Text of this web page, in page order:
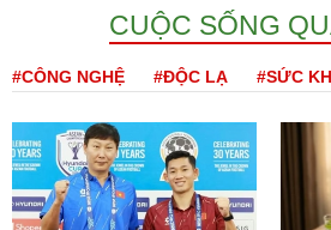
CUỘC SỐNG
#CÔNG NGHỆ #ĐỘC LẠ #SỨC